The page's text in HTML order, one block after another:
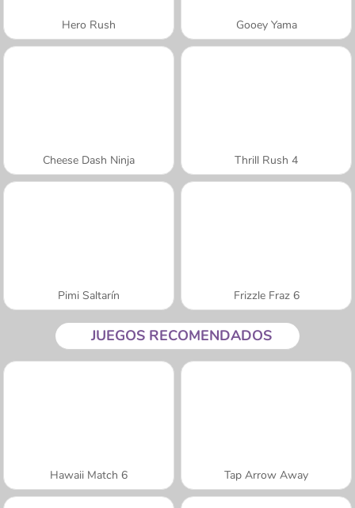
Hero Rush Gooey Yama
Cheese Dash Ninja Thrill Rush 4
Pimi Saltarín Frizzle Fraz 6
JUEGOS RECOMENDADOS
Hawaii Match 6 Tap Arrow Away